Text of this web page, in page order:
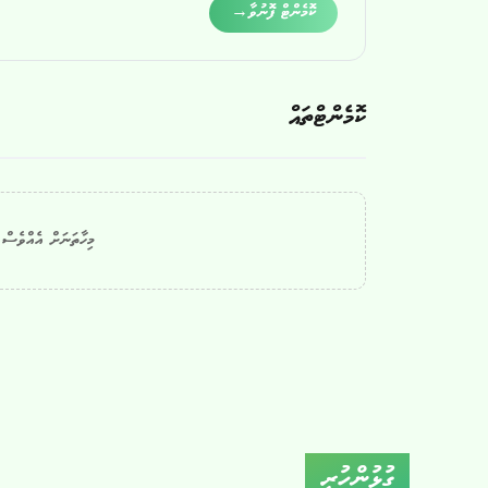
ކޮމެންޓް ފޮނުވާ→
ކޮމެންޓްތައް
މިހާތަނަށް އެއްވެސް
ގުޅުންހުރި